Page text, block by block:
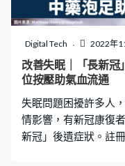
泥鰍補血效果好 冬季
的性質去補身體的虛
羊肉、狗肉（中醫學
止食用的，也有其他
甚至家常食用的牛肉
師特別推薦以泥鰍補
Digital Tech 2022年
改善失眠｜「長新冠
位按壓助氣血流通
失眠問題困擾許多人
情影響，有新冠康復
新冠」後遺症狀。註